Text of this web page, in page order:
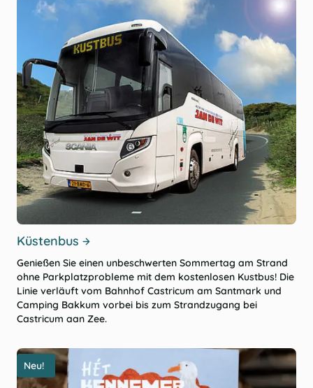
Küstenbus
Genießen Sie einen unbeschwerten Sommertag am Strand
ohne Parkplatzprobleme mit dem kostenlosen Kustbus! Die
Linie verläuft vom Bahnhof Castricum am Santmark und
Camping Bakkum vorbei bis zum Strandzugang bei
Castricum aan Zee.
Neu!